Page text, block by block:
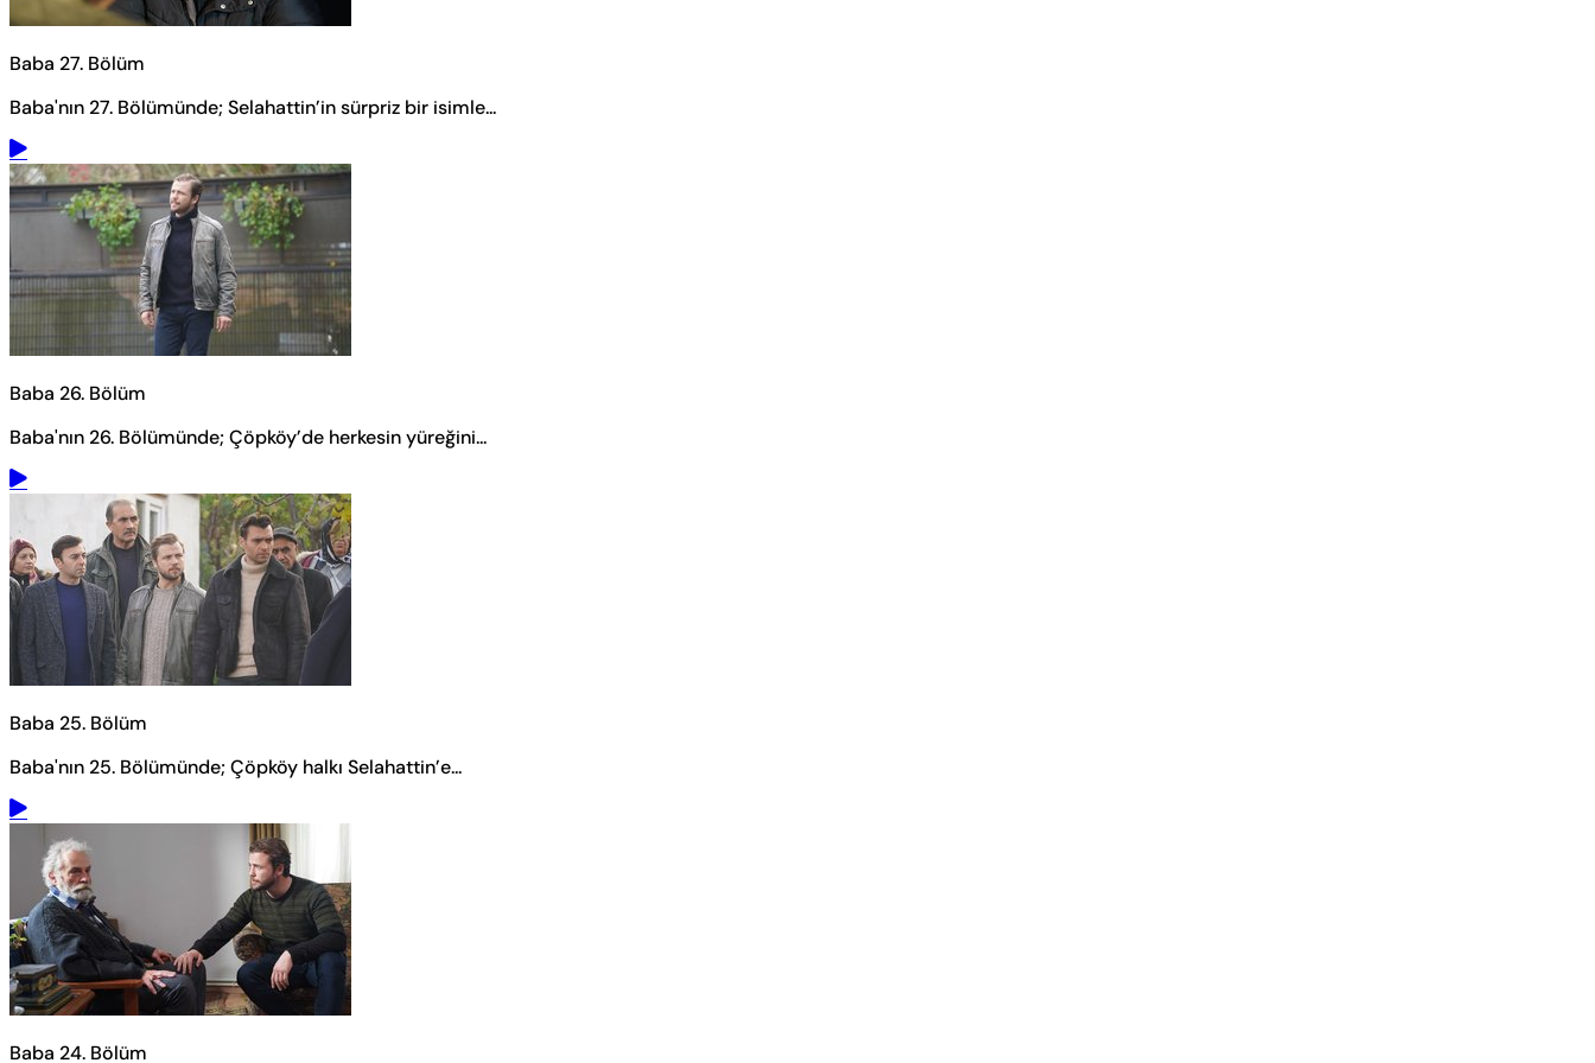
Baba 27. Bölüm
Baba'nın 27. Bölümünde; Selahattin’in sürpriz bir isimle...
Baba 26. Bölüm
Baba'nın 26. Bölümünde; Çöpköy’de herkesin yüreğini...
Baba 25. Bölüm
Baba'nın 25. Bölümünde; Çöpköy halkı Selahattin’e...
Baba 24. Bölüm